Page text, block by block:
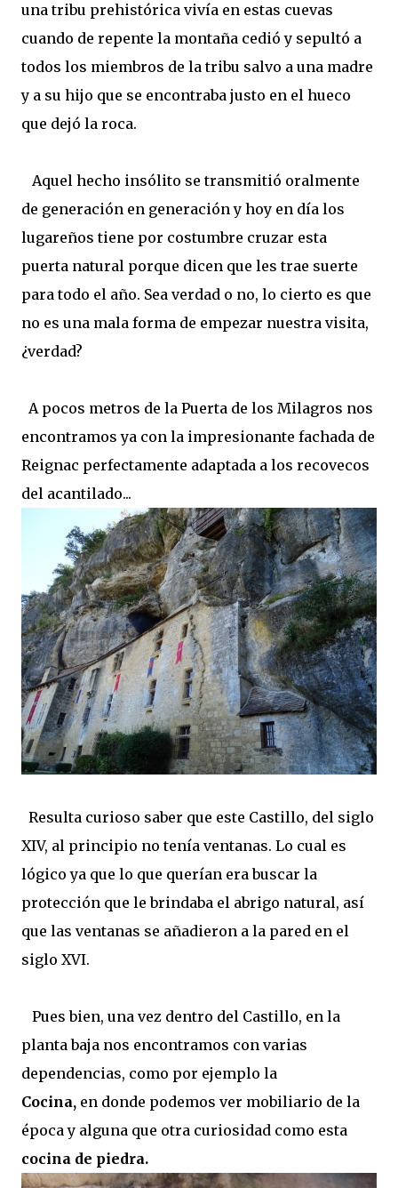
una tribu prehistórica vivía en estas cuevas
cuando de repente la montaña cedió y sepultó a
todos los miembros de la tribu salvo a una madre
y a su hijo que se encontraba justo en el hueco
que dejó la roca.
Aquel hecho insólito se transmitió oralmente
de generación en generación y hoy en día los
lugareños tiene por costumbre cruzar esta
puerta natural porque dicen que les trae suerte
para todo el año. Sea verdad o no, lo cierto es que
no es una mala forma de empezar nuestra visita,
¿verdad?
A pocos metros de la Puerta de los Milagros nos
encontramos ya con la impresionante fachada de
Reignac perfectamente adaptada a los recovecos
del acantilado...
Resulta curioso saber que este Castillo, del siglo
XIV, al principio no tenía ventanas. Lo cual es
lógico ya que lo que querían era buscar la
protección que le brindaba el abrigo natural, así
que las ventanas se añadieron a la pared en el
siglo XVI.
Pues bien, una vez dentro del Castillo, en la
planta baja nos encontramos con varias
dependencias, como por ejemplo la
Cocina, en donde podemos ver mobiliario de la
época y alguna que otra curiosidad como esta
cocina de piedra.